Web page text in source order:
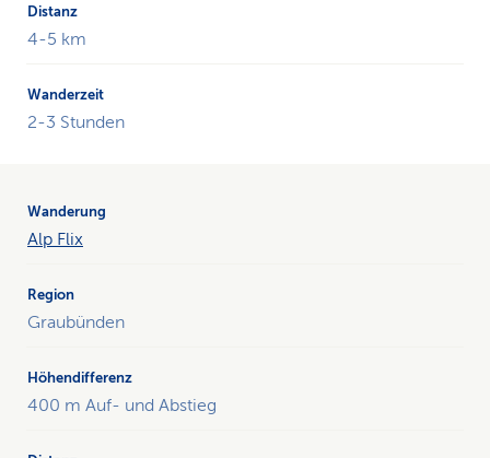
4-5 km
2-3 Stunden
Alp Flix
Graubünden
400 m Auf- und Abstieg